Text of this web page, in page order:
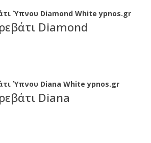
Diamond
Diana